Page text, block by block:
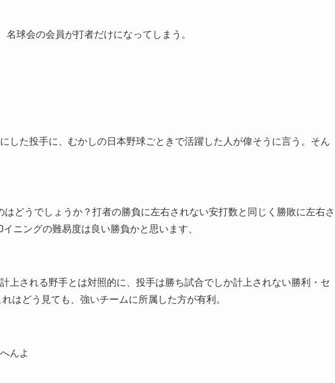
球会の会員が打者だけになってしまう。
した投手に、むかしの日本野球ごときで活躍した人が偉そうに言う。そん
どうでしょうか？打者の勝負に左右されない安打数と同じく勝敗に左右さ
ニングの難易度は良い勝負かと思います、
上される野手とは対照的に、投手は勝ち試合でしか計上されない勝利・セ
はどう見ても、強いチームに所属した方が有利。
んよ